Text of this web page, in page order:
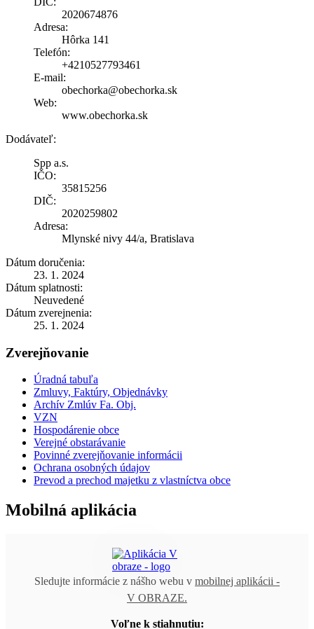
2020674876
Adresa:
Hôrka 141
Telefón:
+4210527793461
E-mail:
obechorka@obechorka.sk
Web:
www.obechorka.sk
Dodávateľ:
Spp a.s.
IČO:
35815256
DIČ:
2020259802
Adresa:
Mlynské nivy 44/a, Bratislava
Dátum doručenia:
23. 1. 2024
Dátum splatnosti:
Neuvedené
Dátum zverejnenia:
25. 1. 2024
Zverejňovanie
Úradná tabuľa
Zmluvy, Faktúry, Objednávky
Archív Zmlúv Fa. Obj.
VZN
Hospodárenie obce
Verejné obstarávanie
Povinné zverejňovanie informácii
Ochrana osobných údajov
Prevod a prechod majetku z vlastníctva obce
Mobilná aplikácia
Sledujte informácie z nášho webu v mobilnej aplikácii -
V OBRAZE.
Voľne k stiahnutiu: